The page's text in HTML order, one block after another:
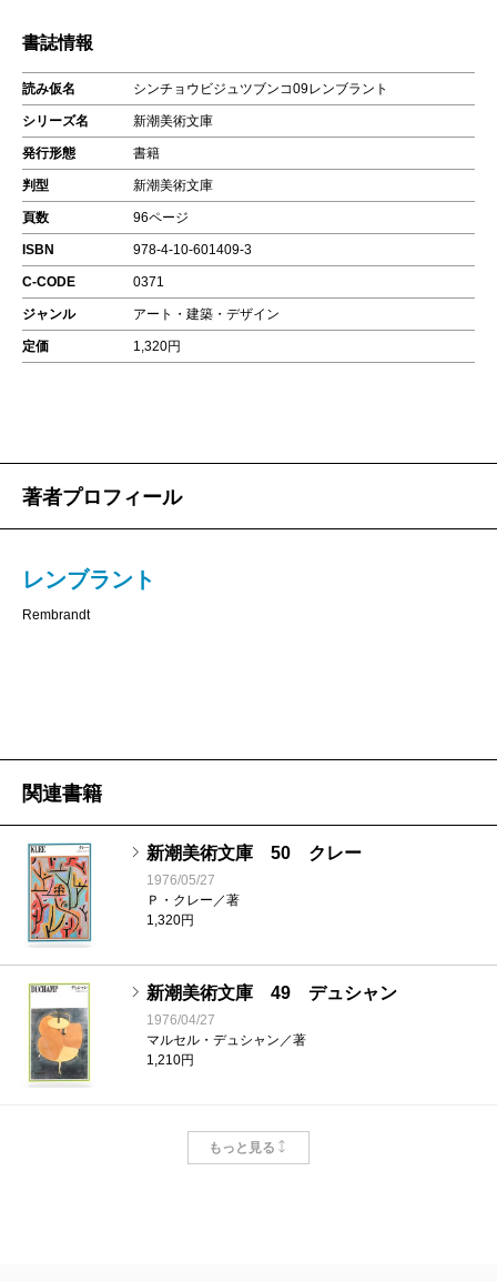
書誌情報
読み仮名 シンチョウビジュツブンコ09レンブラント
シリーズ名 新潮美術文庫
発行形態 書籍
判型 新潮美術文庫
頁数 96ページ
ISBN 978-4-10-601409-3
C-CODE 0371
ジャンル アート・建築・デザイン
定価 1,320円
著者プロフィール
レンブラント
Rembrandt
関連書籍
新潮美術文庫 50 クレー
1976/05/27
Ｐ・クレー／著
1,320円
新潮美術文庫 49 デュシャン
1976/04/27
マルセル・デュシャン／著
1,210円
新潮美術文庫 48 ミロ
1974/11/27
もっと見る